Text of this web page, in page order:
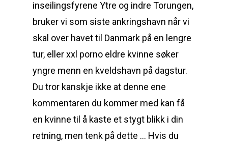
inseilingsfyrene Ytre og indre Torungen,
bruker vi som siste ankringshavn når vi
skal over havet til Danmark på en lengre
tur, eller xxl porno eldre kvinne søker
yngre menn en kveldshavn på dagstur.
Du tror kanskje ikke at denne ene
kommentaren du kommer med kan få
en kvinne til å kaste et stygt blikk i din
retning, men tenk på dette … Hvis du